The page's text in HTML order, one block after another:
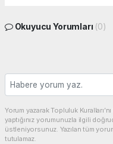
Okuyucu Yorumları (0)
Yorum yazarak Topluluk
yaptığınız yorumunuzla ilgili
üstleniyorsunuz. Yazılan tüm
tutulamaz.